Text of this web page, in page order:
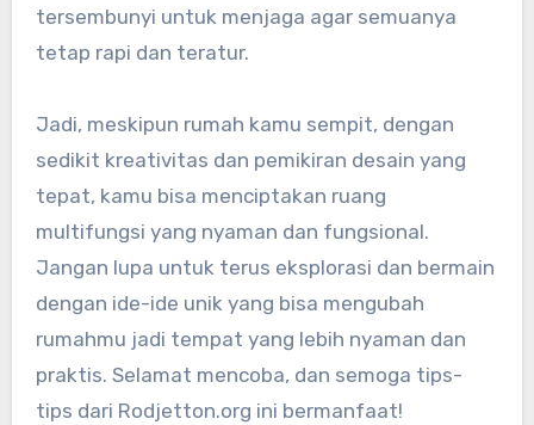
tersembunyi untuk menjaga agar semuanya
tetap rapi dan teratur.
Jadi, meskipun rumah kamu sempit, dengan
sedikit kreativitas dan pemikiran desain yang
tepat, kamu bisa menciptakan ruang
multifungsi yang nyaman dan fungsional.
Jangan lupa untuk terus eksplorasi dan bermain
dengan ide-ide unik yang bisa mengubah
rumahmu jadi tempat yang lebih nyaman dan
praktis. Selamat mencoba, dan semoga tips-
tips dari Rodjetton.org ini bermanfaat!